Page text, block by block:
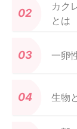
カク
とは
一卵
生物